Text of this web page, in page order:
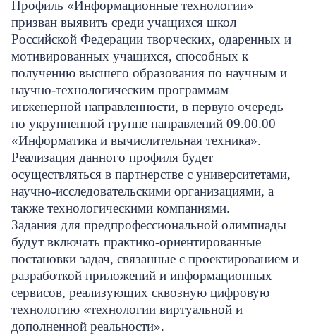
Профиль «Информационные технологии»
призван выявить среди учащихся школ
Российской Федерации творческих, одаренных и
мотивированных учащихся, способных к
получению высшего образования по научным и
научно-технологическим программам
инженерной направленности, в первую очередь
по укрупненной группе направлений 09.00.00
«Информатика и вычислительная техника».
Реализация данного профиля будет
осуществляться в партнерстве с университетами,
научно-исследовательскими организациями, а
также технологическими компаниями.
Задания для предпрофессиональной олимпиады
будут включать практико-ориентированные
постановки задач, связанные с проектированием и
разработкой приложений и информационных
сервисов, реализующих сквозную цифровую
технологию «технологии виртуальной и
дополненной реальности».